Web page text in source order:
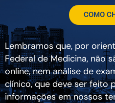
COMO
Lembramos que, por
Federal de Medicina, não
online, nem análise de
clínico, que deve ser feito
informações em nossos